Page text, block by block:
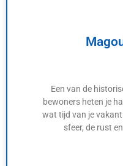
Een van de
bewoners heten je
wat tijd van je
sfeer, de rust